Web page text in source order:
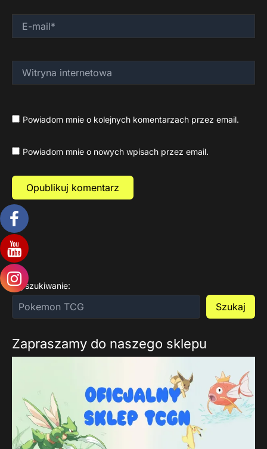
mail*
internetowa
Powiadom mnie o kolejnych komentarzach przez email.
Powiadom mnie o nowych wpisach przez email.
Wyszukiwanie:
Szukaj
Zapraszamy do naszego sklepu